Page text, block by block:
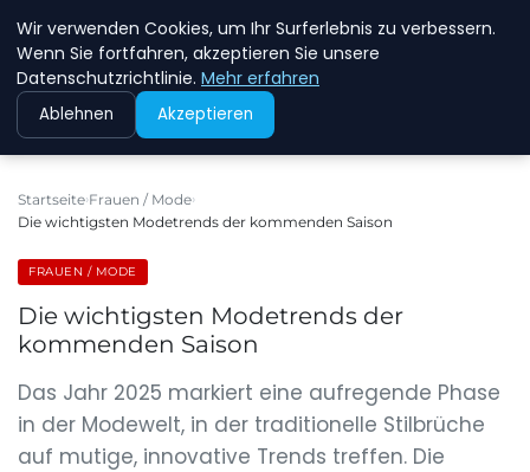
NEW ENERGY JOBS
Startseite Frauen / Mode
Die wichtigsten Modetrends der kommenden Saison
FRAUEN / MODE
Die wichtigsten Modetrends der
kommenden Saison
Das Jahr 2025 markiert eine aufregende Phase
in der Modewelt, in der traditionelle Stilbrüche
auf mutige, innovative Trends treffen. Die
Wir verwenden Cookies, um Ihr Surferlebnis zu verbessern.
Wenn Sie fortfahren, akzeptieren Sie unsere
Datenschutzrichtlinie. Mehr erfahren
Ablehnen Akzeptieren